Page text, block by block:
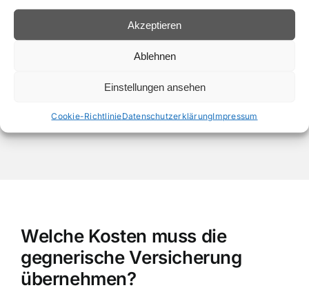
Akzeptieren
Ablehnen
Einstellungen ansehen
Cookie-RichtlinieDatenschutzerklärungImpressum
• Gutachten vom Experten “Kfz-Techniker
• Schnell und unkompliziert
• Freier und unabhängiger Kfz Gutachter
Welche Kosten muss die
gegnerische Versicherung
übernehmen?